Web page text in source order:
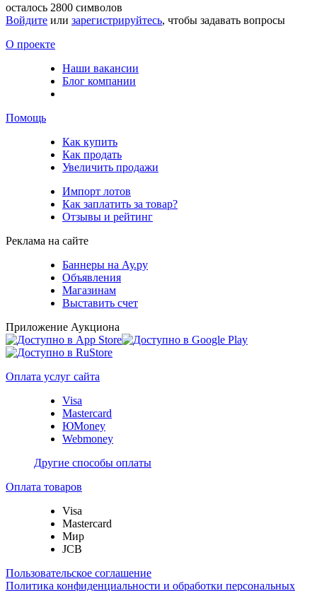
осталось 2800 символов
Войдите или зарегистрируйтесь, чтобы задавать вопросы
О проекте
Наши вакансии
Блог компании
Помощь
Как купить
Как продать
Увеличить продажи
Импорт лотов
Как заплатить за товар?
Отзывы и рейтинг
Реклама на сайте
Баннеры на Ау.ру
Объявления
Магазинам
Выставить счет
Приложение Аукциона
Оплата услуг сайта
Visa
Mastercard
ЮMoney
Webmoney
Другие способы оплаты
Оплата товаров
Visa
Mastercard
Мир
JCB
Пользовательское соглашение
Политика конфиденциальности и обработки персональных